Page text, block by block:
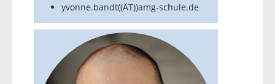
yvonne.bandt((ÄT))amg-schule.de